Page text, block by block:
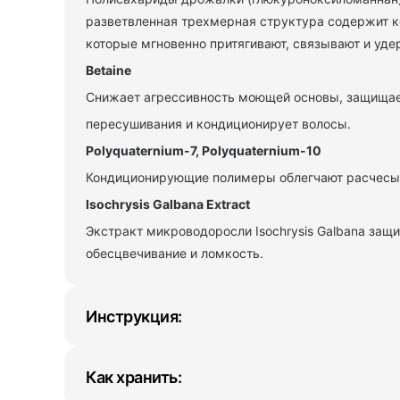
разветвленная трехмерная структура
которые мгновенно притягивают, связывают и
Betaine
Снижает агрессивность моющей основы,
пересушивания и кондиционирует волосы.
Polyquaternium-7, Polyquaternium-10
Кондиционирующие полимеры облегчают
Isochrysis Galbana Extract
Экстракт микроводоросли Isochrysis Galbana
обесцвечивание и ломкость.
Инструкция:
Как хранить: